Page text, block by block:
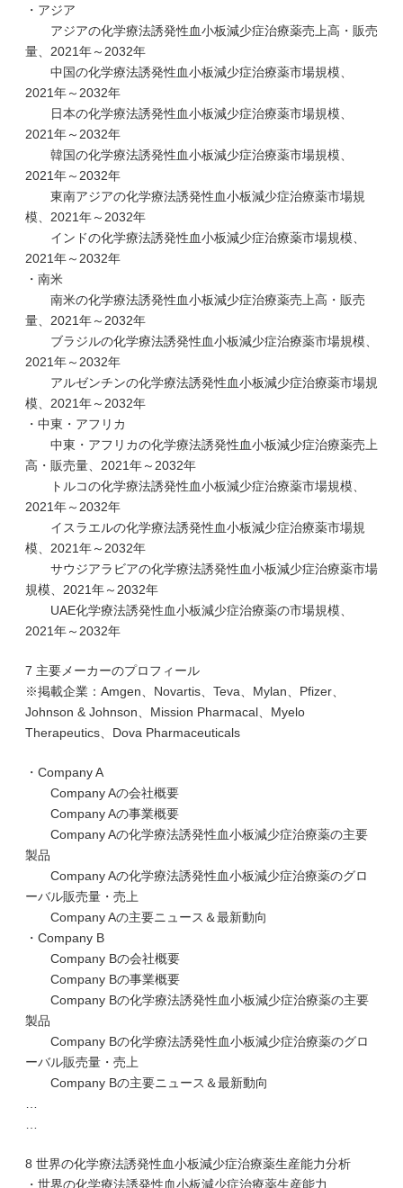
・アジア
アジアの化学療法誘発性血小板減少症治療薬売上高・販売
量、2021年～2032年
中国の化学療法誘発性血小板減少症治療薬市場規模、
2021年～2032年
日本の化学療法誘発性血小板減少症治療薬市場規模、
2021年～2032年
韓国の化学療法誘発性血小板減少症治療薬市場規模、
2021年～2032年
東南アジアの化学療法誘発性血小板減少症治療薬市場規
模、2021年～2032年
インドの化学療法誘発性血小板減少症治療薬市場規模、
2021年～2032年
・南米
南米の化学療法誘発性血小板減少症治療薬売上高・販売
量、2021年～2032年
ブラジルの化学療法誘発性血小板減少症治療薬市場規模、
2021年～2032年
アルゼンチンの化学療法誘発性血小板減少症治療薬市場規
模、2021年～2032年
・中東・アフリカ
中東・アフリカの化学療法誘発性血小板減少症治療薬売上
高・販売量、2021年～2032年
トルコの化学療法誘発性血小板減少症治療薬市場規模、
2021年～2032年
イスラエルの化学療法誘発性血小板減少症治療薬市場規
模、2021年～2032年
サウジアラビアの化学療法誘発性血小板減少症治療薬市場
規模、2021年～2032年
UAE化学療法誘発性血小板減少症治療薬の市場規模、
2021年～2032年
7 主要メーカーのプロフィール
※掲載企業：Amgen、Novartis、Teva、Mylan、Pfizer、
Johnson & Johnson、Mission Pharmacal、Myelo
Therapeutics、Dova Pharmaceuticals
・Company A
Company Aの会社概要
Company Aの事業概要
Company Aの化学療法誘発性血小板減少症治療薬の主要
製品
Company Aの化学療法誘発性血小板減少症治療薬のグロ
ーバル販売量・売上
Company Aの主要ニュース＆最新動向
・Company B
Company Bの会社概要
Company Bの事業概要
Company Bの化学療法誘発性血小板減少症治療薬の主要
製品
Company Bの化学療法誘発性血小板減少症治療薬のグロ
ーバル販売量・売上
Company Bの主要ニュース＆最新動向
8 世界の化学療法誘発性血小板減少症治療薬生産能力分析
・世界の化学療法誘発性血小板減少症治療薬生産能力